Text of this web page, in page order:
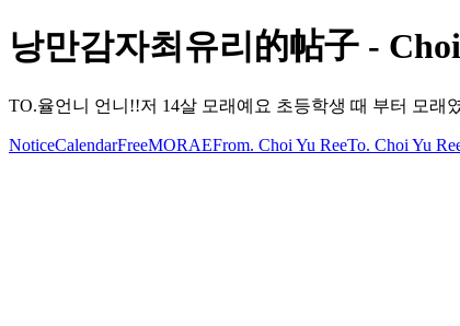
낭만감자최유리的帖子 -
TO.율언니 언니!!저 14살 모래예요 초등학생 때 부터 모
NoticeCalendarFreeMORAEFrom. Choi Yu ReeTo. Choi Yu